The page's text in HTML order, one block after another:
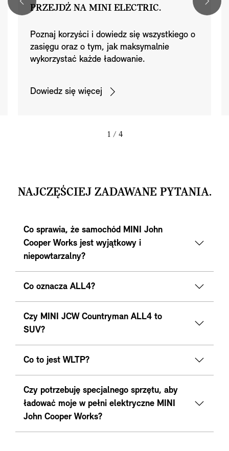
PRZEJDŹ NA MINI ELECTRIC.
Poznaj korzyści i dowiedz się wszystkiego o
zasięgu oraz o tym, jak maksymalnie
wykorzystać każde ładowanie.
Dowiedz się więcej
1 / 4
NAJCZĘŚCIEJ ZADAWANE PYTANIA.
Co sprawia, że ​​samochód MINI John
Cooper Works jest wyjątkowy i
niepowtarzalny?
Co oznacza ALL4?
Czy MINI JCW Countryman ALL4 to
SUV?
Co to jest WLTP?
Czy potrzebuję specjalnego sprzętu, aby
ładować moje w pełni elektryczne MINI
John Cooper Works?